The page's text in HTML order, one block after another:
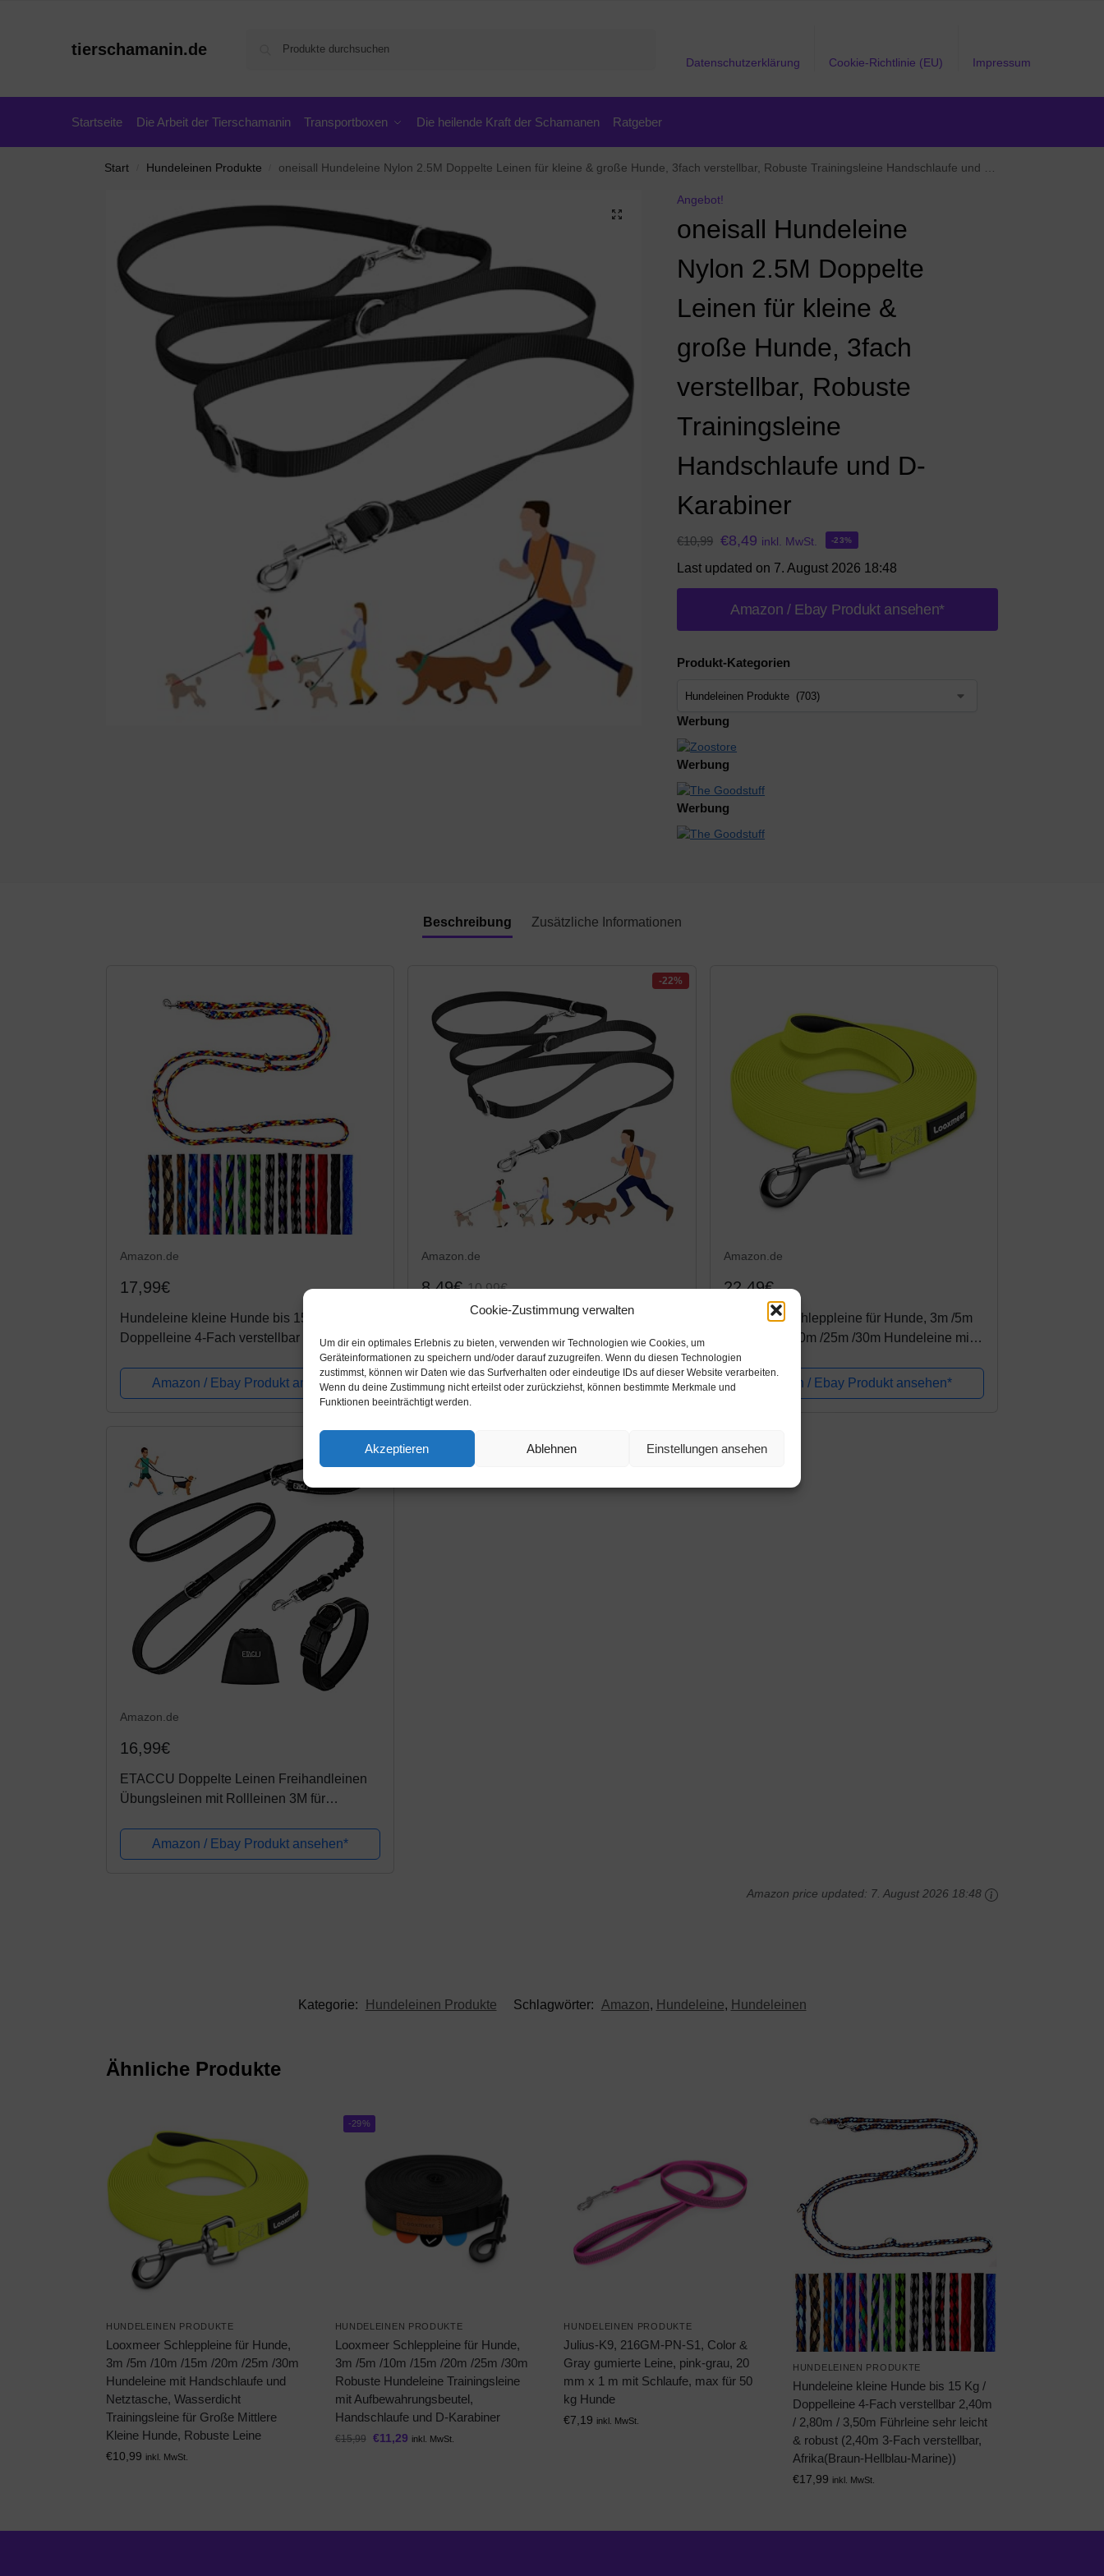
Cookie-Zustimmung verwalten
Um dir ein optimales Erlebnis zu bieten, verwenden wir Technologien wie Cookies, um
Geräteinformationen zu speichern und/oder darauf zuzugreifen. Wenn du diesen Technologien
zustimmst, können wir Daten wie das Surfverhalten oder eindeutige IDs auf dieser Website verarbeiten.
Wenn du deine Zustimmung nicht erteilst oder zurückziehst, können bestimmte Merkmale und
Funktionen beeinträchtigt werden.
Akzeptieren Ablehnen Einstellungen ansehen
tierschamanin.de
Datenschutzerklärung Cookie-Richtlinie (EU) Impressum
Startseite Die Arbeit der Tierschamanin Transportboxen Die heilende Kraft der Schamanen Ratgeber
Start Hundeleinen Produkte oneisall Hundeleine Nylon 2.5M Doppelte Leinen für kleine & große Hunde, 3fach verstellbar, Robuste Trainingsleine Handschlaufe und D-Karabiner
Angebot!
oneisall Hundeleine
Nylon 2.5M Doppelte
Leinen für kleine &
große Hunde, 3fach
verstellbar, Robuste
Trainingsleine
Handschlaufe und D-
Karabiner
€10,99 €8,49 inkl. MwSt. -23%
Last updated on 7. August 2026 18:48
Amazon / Ebay Produkt ansehen*
Produkt-Kategorien
Werbung
Werbung
Werbung
Beschreibung Zusätzliche Informationen
Amazon.de
17,99€
Hundeleine kleine Hunde bis 15 Kg /
Doppelleine 4-Fach verstellbar 2,40m /
2,80m / 3,50m Führleine sehr leicht & robust
(2,40m 3-Fach verstellbar, Navajo (8...
Amazon / Ebay Produkt ansehen*
-22%
Amazon.de
8,49€10,99€
oneisall Hundeleine Nylon 2.5M Doppelte
Leinen für kleine & große Hunde, 3fach
verstellbar, Robuste Trainingsleine
Handschlaufe und D-Karabiner
Amazon / Ebay Produkt ansehen*
Amazon.de
22,49€
Looxmeer Schleppleine für Hunde, 3m /5m
/10m /15m /20m /25m /30m Hundeleine mit
Handschlaufe und Netztasche, Wasserdicht
Trainingsleine für Große Mittlere...
Amazon / Ebay Produkt ansehen*
Amazon.de
16,99€
ETACCU Doppelte Leinen Freihandleinen
Übungsleinen mit Rollleinen 3M für
Rutschfester Griff, Ohne Verwicklung,
Reflektierende...
Amazon / Ebay Produkt ansehen*
Amazon price updated: 7. August 2026 18:48
Kategorie: Hundeleinen Produkte Schlagwörter: Amazon, Hundeleine, Hundeleinen
Ähnliche Produkte
HUNDELEINEN PRODUKTE
Looxmeer Schleppleine für Hunde,
3m /5m /10m /15m /20m /25m /30m
Hundeleine mit Handschlaufe und
Netztasche, Wasserdicht
Trainingsleine für Große Mittlere
Kleine Hunde, Robuste Leine
€10,99 inkl. MwSt.
-29%
HUNDELEINEN PRODUKTE
Looxmeer Schleppleine für Hunde,
3m /5m /10m /15m /20m /25m /30m
Robuste Hundeleine Trainingsleine
mit Aufbewahrungsbeutel,
Handschlaufe und D-Karabiner
€15,99 €11,29 inkl. MwSt.
HUNDELEINEN PRODUKTE
Julius-K9, 216GM-PN-S1, Color &
Gray gumierte Leine, pink-grau, 20
mm x 1 m mit Schlaufe, max für 50
kg Hunde
€7,19 inkl. MwSt.
HUNDELEINEN PRODUKTE
Hundeleine kleine Hunde bis 15 Kg /
Doppelleine 4-Fach verstellbar 2,40m
/ 2,80m / 3,50m Führleine sehr leicht
& robust (2,40m 3-Fach verstellbar,
Afrika(Braun-Hellblau-Marine))
€17,99 inkl. MwSt.